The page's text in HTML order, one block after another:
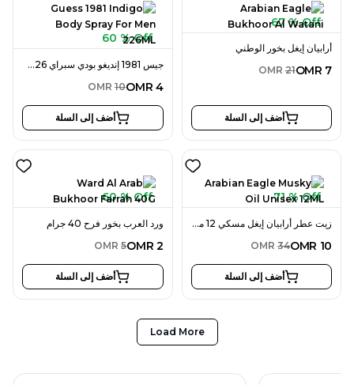
67 % Off
أرابيان إيغل بخور الوطني
OMR 7
OMR 21
أضف إلى السلة
60 % Off
جيس 1981 إنديغو بودي سبراي 226 مل للرجال
OMR 4
OMR 10
أضف إلى السلة
71 % Off
زيت عطر أرابيان إيغل مسكي 12 مل للجنسين
OMR 10
OMR 34
أضف إلى السلة
60 % Off
ورد العرب بخور فرح 40 جرام
OMR 2
OMR 5
أضف إلى السلة
Load More